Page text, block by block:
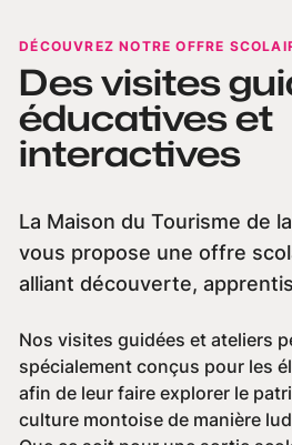
DÉCOUVREZ NOTRE OFFRE
Des visites
éducatives et
interactives
La Maison du Tourisme de
vous propose une offre
alliant découverte,
Nos visites guidées et ateliers
spécialement conçus pour les
afin de leur faire explorer le
culture montoise de manière